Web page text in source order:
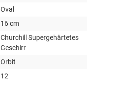
Oval
16 cm
Churchill Supergehärtetes
Geschirr
Orbit
12